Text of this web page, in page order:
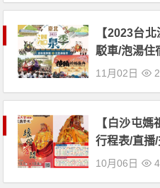
【2023台
駁車/泡湯住
11月02日
【白沙屯
行程表/直播
10月06日